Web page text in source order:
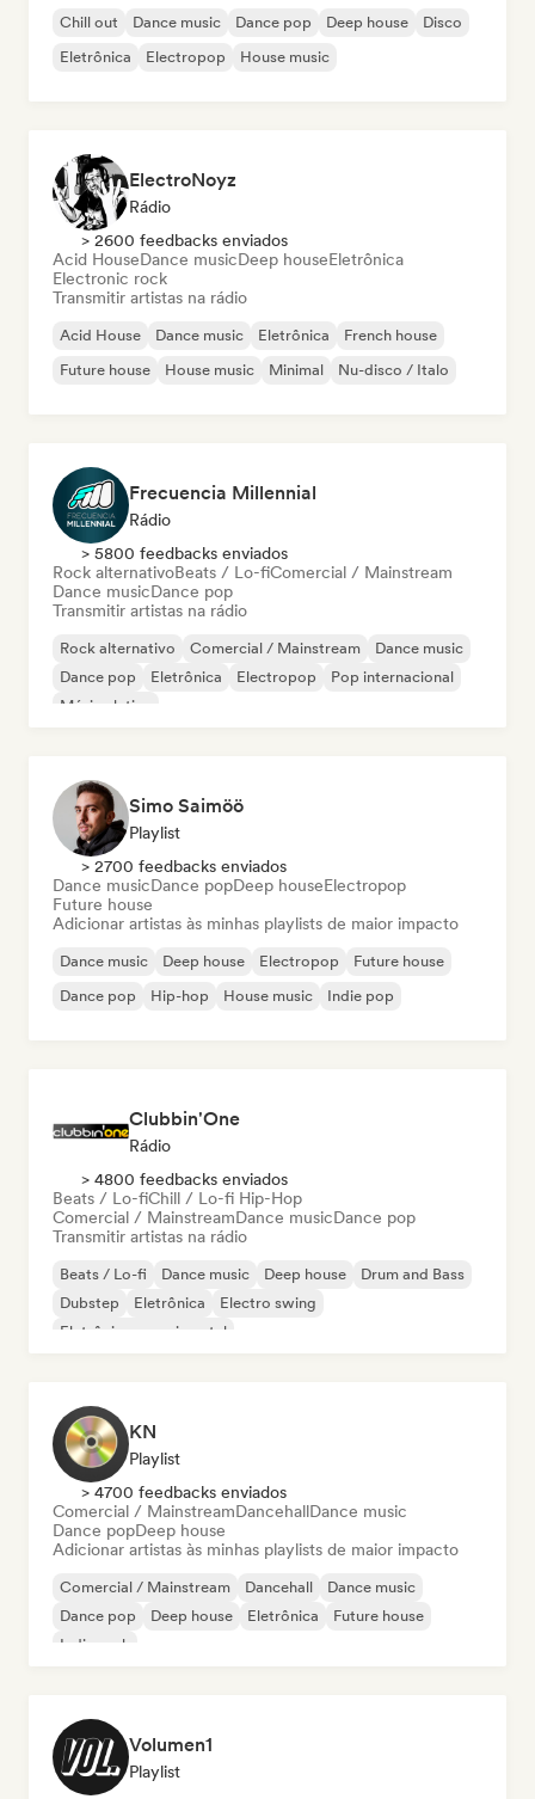
Chill out Dance music Dance pop Deep house
Disco
Eletrônica
Electropop House music
ElectroNoyz
Rádio
> 2600 feedbacks enviados
Acid HouseDance musicDeep houseEletrônica
Electronic rock
Transmitir artistas na rádio
Acid House Dance music Eletrônica
French house
Future house
House music Minimal Nu-disco / Italo
Frecuencia Millennial
Rádio
> 5800 feedbacks enviados
Rock alternativoBeats / Lo-fiComercial / Mainstream
Dance musicDance pop
Transmitir artistas na rádio
Rock alternativo Comercial / Mainstream
Dance music
Dance pop
Eletrônica Electropop
Pop internacional
Música latina
Simo Saimöö
Playlist
> 2700 feedbacks enviados
Dance musicDance popDeep houseElectropop
Future house
Adicionar artistas às minhas playlists de maior impacto
Dance music Deep house Electropop
Future house
Dance pop
Hip-hop House music Indie pop
Clubbin'One
Rádio
> 4800 feedbacks enviados
Beats / Lo-fiChill / Lo-fi Hip-Hop
Comercial / MainstreamDance musicDance pop
Transmitir artistas na rádio
Beats / Lo-fi Dance music Deep house
Drum and Bass
Dubstep
Eletrônica
Electro swing
Eletrônica experimental
KN
Playlist
> 4700 feedbacks enviados
Comercial / MainstreamDancehallDance music
Dance popDeep house
Adicionar artistas às minhas playlists de maior impacto
Comercial / Mainstream Dancehall
Dance music
Dance pop
Deep house Eletrônica
Future house
Indie rock
Volumen1
Playlist